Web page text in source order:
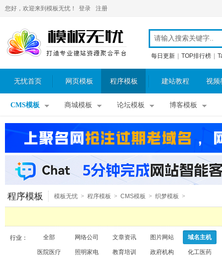
您好，欢迎来到模板无忧！ 登录 注册
每日更新 TOP排行榜
无忧首页 网页模板 程序模板 建站教程 视频
CMS模板 商城模板 论坛模板 博客模板
程序模板 模板无忧 > 程序模板 > CMS模板 > 织梦模板 >
行业： 全部 网络公司 文章资讯 图片网站 域名主机
医院医疗 照明家电 教育培训 政府机构 化工医药